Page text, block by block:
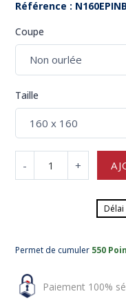
Référence : N160EPINB
Coupe
Taille
- +
Permet de cumuler 550
Paiement 100%